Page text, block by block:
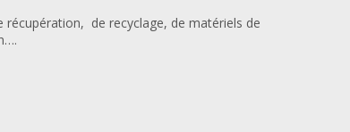
de recyclage, de matériels de